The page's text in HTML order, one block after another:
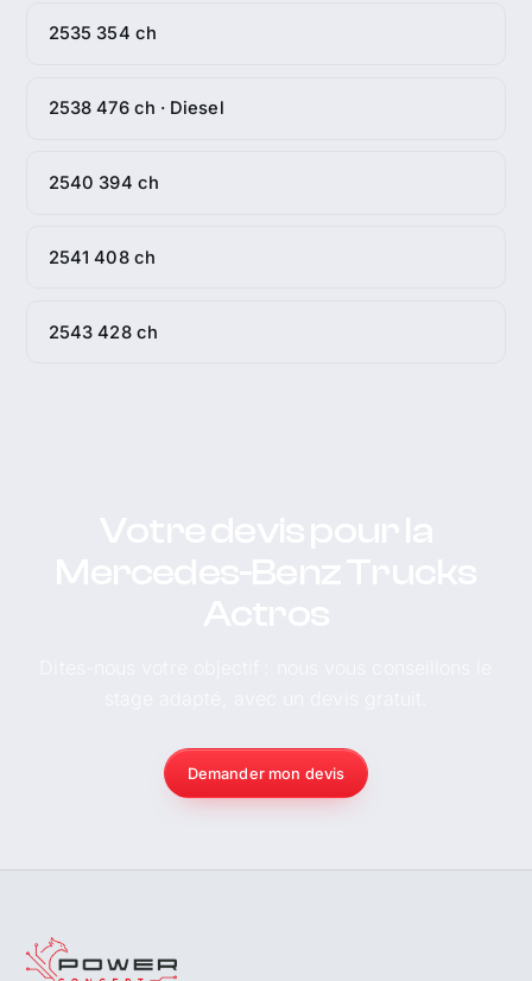
2535 354 ch
2538 476 ch · Diesel
2540 394 ch
2541 408 ch
2543 428 ch
Demander mon devis